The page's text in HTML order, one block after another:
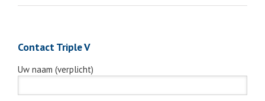
Contact Triple V
Uw naam (verplicht)